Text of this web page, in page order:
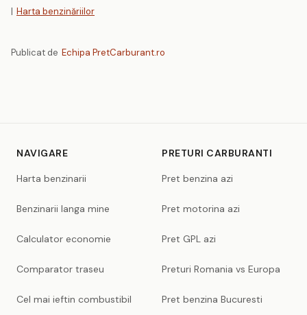
| Harta benzinăriilor
Publicat de Echipa PretCarburant.ro
NAVIGARE
Harta benzinarii
Benzinarii langa mine
Calculator economie
Comparator traseu
Cel mai ieftin combustibil
PRETURI CARBURANTI
Pret benzina azi
Pret motorina azi
Pret GPL azi
Preturi Romania vs Europa
Pret benzina Bucuresti